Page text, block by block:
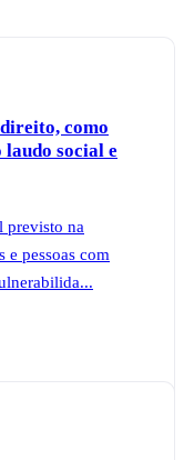
como
social e
previsto na
e pessoas com